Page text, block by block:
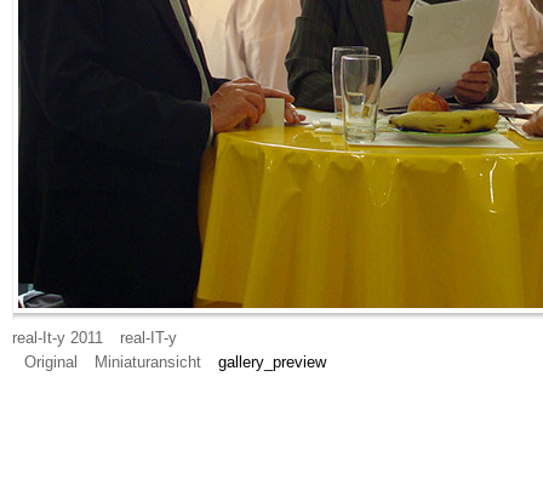
real-It-y 2011
real-IT-y
Original
Miniaturansicht gallery_preview